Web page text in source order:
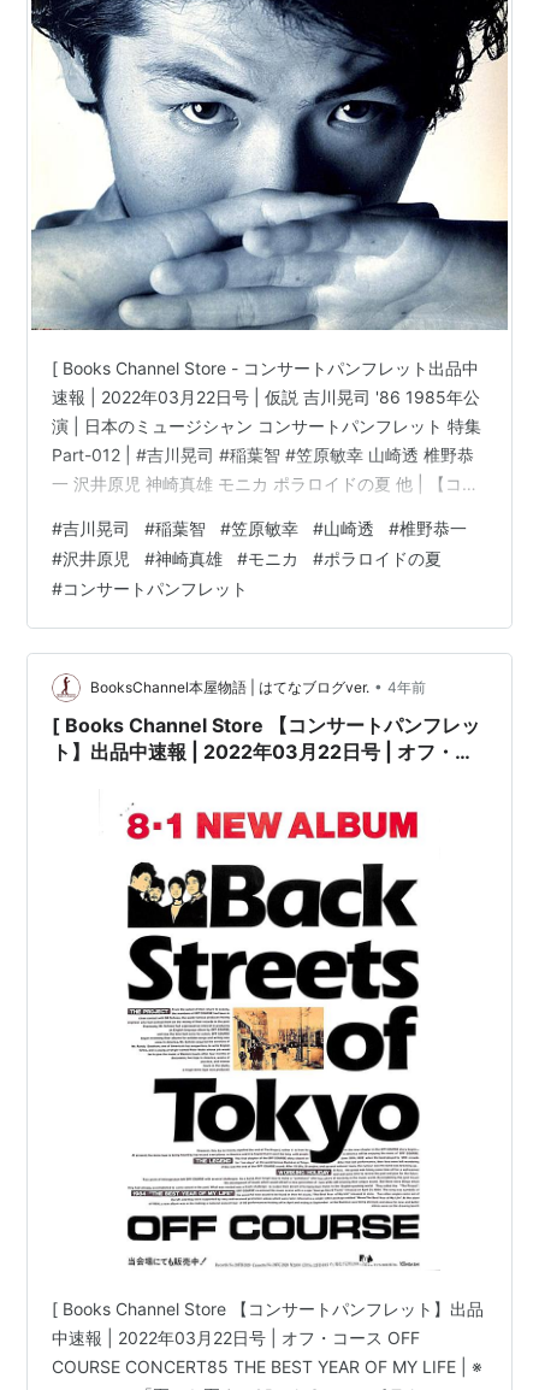
[ Books Channel Store - コンサートパンフレット出品中
速報 | 2022年03月22日号 | 仮説 吉川晃司 '86 1985年公
演 | 日本のミュージシャン コンサートパンフレット 特集
Part-012 | #吉川晃司 #稲葉智 #笠原敏幸 山崎透 椎野恭
一 沢井原児 神崎真雄 モニカ ポラロイドの夏 他 | 【コン
KIKKAWA with PaPaコンディション:※古書「良い」。コ
ンディション説明文:※古書「良い」。[※31.5cm x
31.5cm(見開きLPジャケット型ケース)][※経年に準じた焼
有り][※ケ…
#吉川晃司 #稲葉智 #笠原敏幸 #山崎透 #椎野恭一
#沢井原児 #神崎真雄 #モニカ #ポラロイドの夏
#コンサートパンフレット
BooksChannel本屋物語 | はてなブログver. • 4年前
[ Books Channel Store 【コンサートパンフレッ
ト】出品中速報 | 2022年03月22日号 | オフ・コ
YEAR OF MY LIFE | ※オフコース「夏から夏まで
&Back Streets of Tokyo」チラシ2枚付き | 日本
のミュージシャン コンサートパンフレット 特集
Part-011 | #小田和正 清水仁 松尾一彦 大間ジロー
パンフレット 夏から夏まで ロック チラシ2枚付き
ジオフコース #オフコ
[ Books Channel Store 【コンサートパンフレット】出品
中速報 | 2022年03月22日号 | オフ・コース OFF
COURSE CONCERT85 THE BEST YEAR OF MY LIFE | ※